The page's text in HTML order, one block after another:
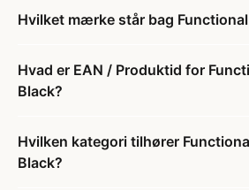
Hvilket mærke står bag
Hvad er EAN / Produktid for
Black?
Hvilken kategori tilhører
Black?